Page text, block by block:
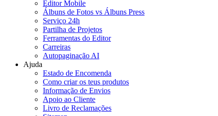
Editor Mobile
Álbuns de Fotos vs Álbuns Press
Serviço 24h
Partilha de Projetos
Ferramentas do Editor
Carreiras
Autopaginação AI
Ajuda
Estado de Encomenda
Como criar os teus produtos
Informação de Envios
Apoio ao Cliente
Livro de Reclamações